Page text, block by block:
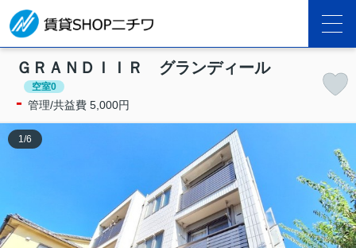
ＧＲＡＮＤＩＩＲ グランディール
空室0
- 管理/共益費 5,000円
1 /6